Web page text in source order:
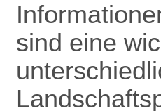
sind eine